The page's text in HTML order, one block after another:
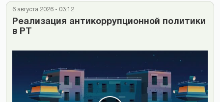
6 августа 2026 - 03:12
Реализация антикоррупционной политики
в РТ